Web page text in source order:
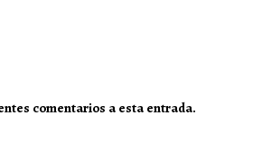
comentarios a esta entrada.